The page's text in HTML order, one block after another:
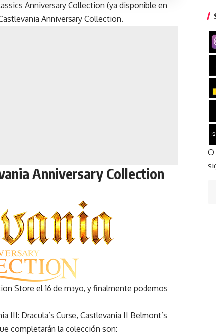
Anniversary Collection (ya disponible en
Anniversary Collection.
Anniversary Collection
Store el 16 de mayo, y finalmente podemos
III: Dracula’s Curse, Castlevania II Belmont’s
completarán la colección son:
O